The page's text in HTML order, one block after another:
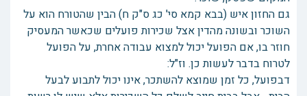
גם החזון איש (בבא קמא סי' כג ס"ק ח) הבין שהטורח הוא על
השוכר ובשונה מהדין אצל שכירות פועלים שכאשר המעסיק
חוזר בו, אם הפועל יכול למצוא עבודה אחרת, על הפועל
לטרוח בדבר לעשות כן. וז"ל:
דבפועל, כל זמן שמוצא להשתכר, אינו יכול לתבוע לבעל